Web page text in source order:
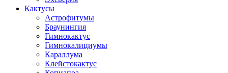
Кактусы
Астрофитумы
Браунингия
Гимнокактус
Гимнокалициумы
Караллума
Клейстокактус